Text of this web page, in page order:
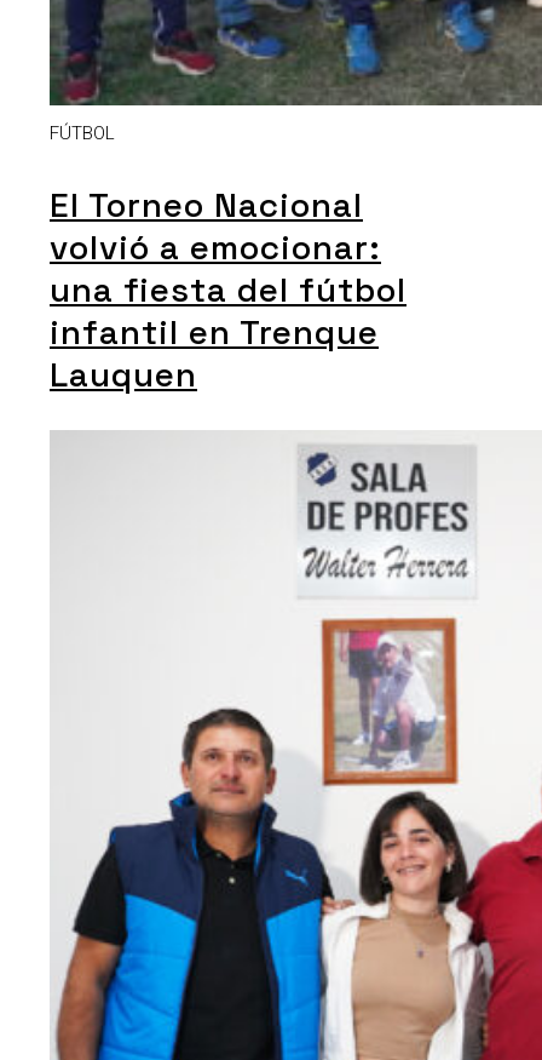
FÚTBOL
El Torneo Nacional
volvió a emocionar:
una fiesta del fútbol
infantil en Trenque
Lauquen